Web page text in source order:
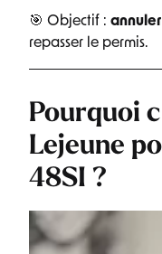
🎯 Objectif : annuler
repasser le permis.
Pourquoi
Lejeune
48SI ?